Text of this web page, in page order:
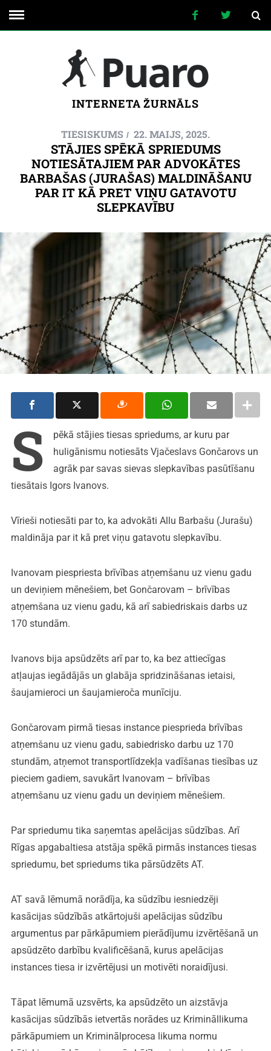
INTERNETA ŽURNĀLS
TIESISKUMS 22. MAIJS, 2025.
STĀJIES SPĒKĀ SPRIEDUMS
NOTIESĀTAJIEM PAR ADVOKĀTES
BARBAŠAS (JURAŠAS) MALDINĀŠANU
PAR IT KĀ PRET VIŅU GATAVOTU
SLEPKAVĪBU
S
pēkā stājies tiesas spriedums, ar kuru par
huligānismu notiesāts Vjačeslavs Gončarovs un
agrāk par savas sievas slepkavības pasūtīšanu
tiesātais Igors Ivanovs.
Vīrieši notiesāti par to, ka advokāti Allu Barbašu (Jurašu)
maldināja par it kā pret viņu gatavotu slepkavību.
Ivanovam piespriesta brīvības atņemšanu uz vienu gadu
un deviņiem mēnešiem, bet Gončarovam – brīvības
atņemšana uz vienu gadu, kā arī sabiedriskais darbs uz
170 stundām.
Ivanovs bija apsūdzēts arī par to, ka bez attiecīgas
atļaujas iegādājās un glabāja spridzināšanas ietaisi,
šaujamieroci un šaujamieroča munīciju.
Gončarovam pirmā tiesas instance piesprieda brīvības
atņemšanu uz vienu gadu, sabiedrisko darbu uz 170
stundām, atņemot transportlīdzekļa vadīšanas tiesības uz
pieciem gadiem, savukārt Ivanovam – brīvības
atņemšanu uz vienu gadu un deviņiem mēnešiem.
Par spriedumu tika saņemtas apelācijas sūdzības. Arī
Rīgas apgabaltiesa atstāja spēkā pirmās instances tiesas
spriedumu, bet spriedums tika pārsūdzēts AT.
AT savā lēmumā norādīja, ka sūdzību iesniedzēji
kasācijas sūdzībās atkārtojuši apelācijas sūdzību
argumentus par pārkāpumiem pierādījumu izvērtēšanā un
apsūdzēto darbību kvalificēšanā, kurus apelācijas
instances tiesa ir izvērtējusi un motivēti noraidījusi.
Tāpat lēmumā uzsvērts, ka apsūdzēto un aizstāvja
kasācijas sūdzībās ietvertās norādes uz Krimināllikuma
pārkāpumiem un Kriminālprocesa likuma normu